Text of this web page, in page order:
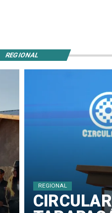
REGIONAL
REGIONAL